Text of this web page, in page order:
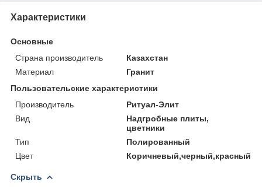
Характеристики
Основные
Страна производитель
Казахстан
Материал
Гранит
Пользовательские характеристики
Производитель
Ритуал-Элит
Вид
Надгробные плиты,
цветники
Тип
Полированный
Цвет
Коричневый,черный,красный
Скрыть